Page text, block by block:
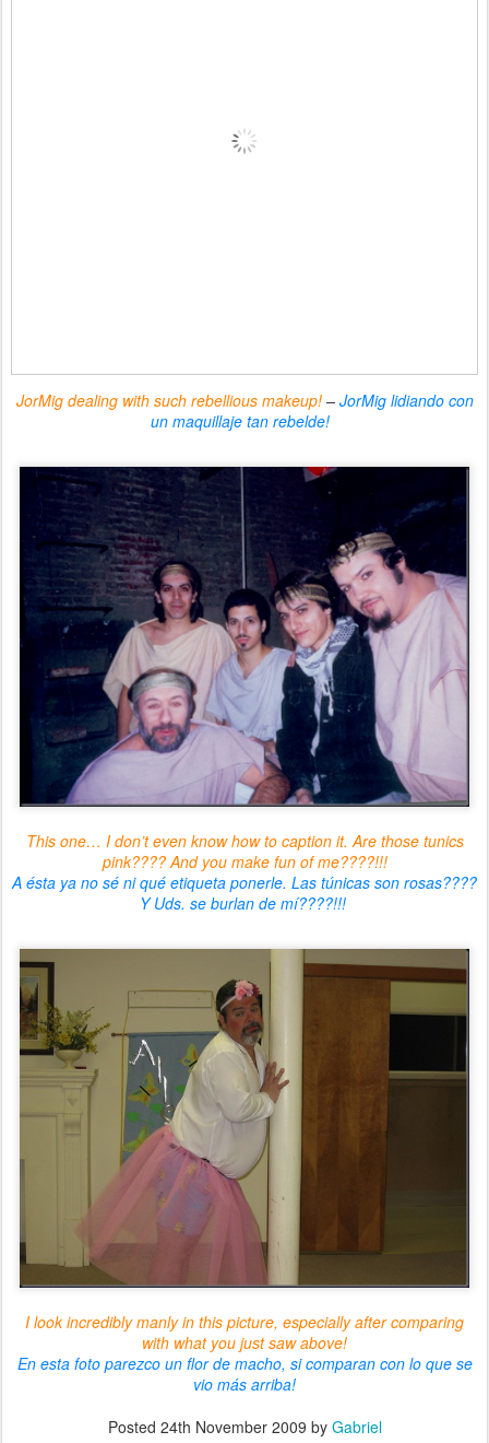
JorMig dealing with such rebellious makeup!– JorMig lidiando con
un maquillaje tan rebelde!
This one… I don’t even know how to caption it. Are those tunics
pink???? And you make fun of me????!!!
A ésta ya no sé ni qué etiqueta ponerle. Las túnicas son rosas????
Y Uds. se burlan de mí????!!!
I look incredibly manly in this picture, especially after comparing
with what you just saw above!
En esta foto parezco un flor de macho, si comparan con lo que se
vio más arriba!
Posted 24th November 2009 by Gabriel